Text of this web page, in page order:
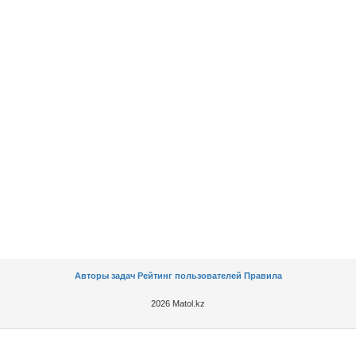
Авторы задач Рейтинг пользователей Правила
2026 Matol.kz